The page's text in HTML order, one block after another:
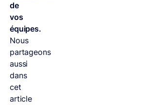
de
vos
équipes.
Nous
partageons
aussi
dans
cet
article